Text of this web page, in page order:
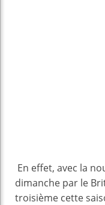
En effet, avec la
dimanche par le
troisième cette